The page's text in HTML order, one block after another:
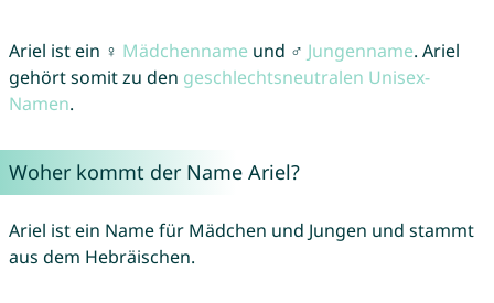
Ariel ist ein ♀ Mädchenname und ♂ Jungenname. Ariel
gehört somit zu den geschlechtsneutralen Unisex-
Namen.
Woher kommt der Name Ariel?
Ariel ist ein Name für Mädchen und Jungen und stammt
aus dem Hebräischen.